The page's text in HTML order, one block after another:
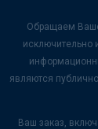
Обращаем
исключительно
являются
Ваш заказ,